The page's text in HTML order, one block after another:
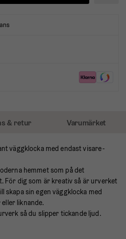
& retur Varumärket
väggklocka med endast visare -
hemmet som på det
För dig som är kreativ så är urverket
skapa sin egen väggklocka med
liknande.
så du slipper tickande ljud.